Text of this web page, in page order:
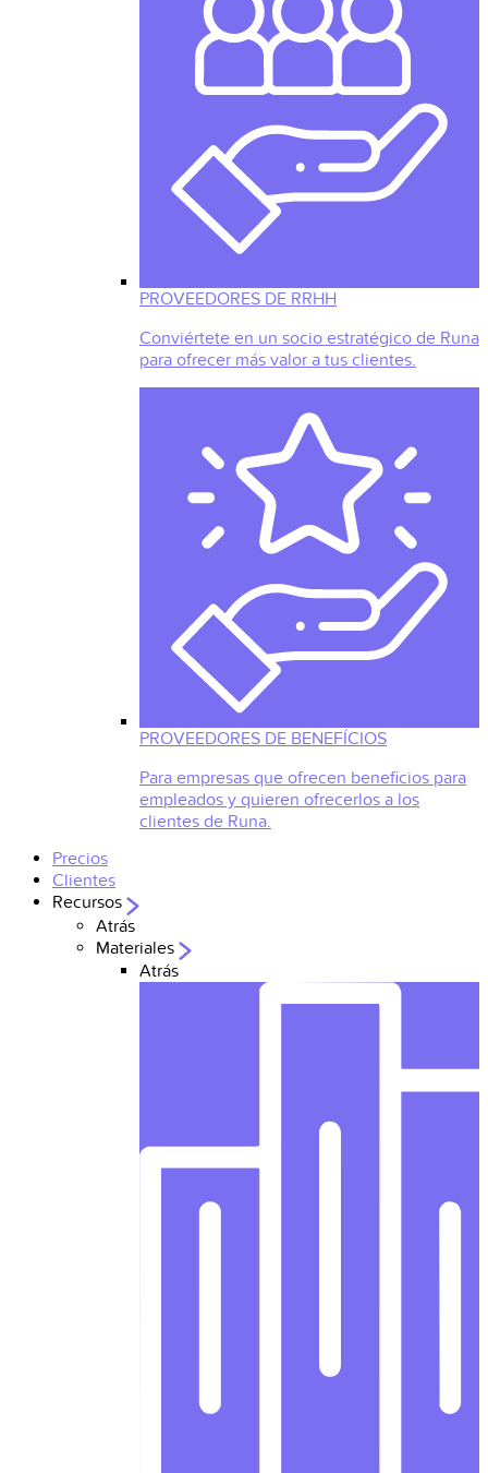
PROVEEDORES DE RRHH
Conviértete en un socio estratégico de Runa
para ofrecer más valor a tus clientes.
PROVEEDORES DE BENEFÍCIOS
Para empresas que ofrecen beneficios para
empleados y quieren ofrecerlos a los
clientes de Runa.
Precios
Clientes
Recursos
Atrás
Materiales
Atrás